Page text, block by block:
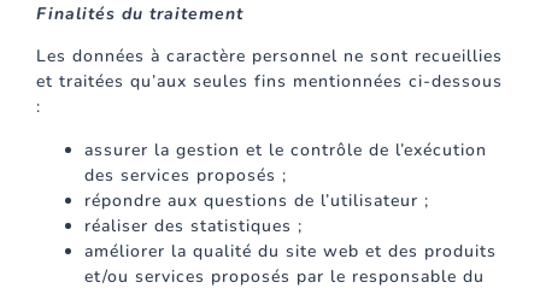
Finalités du traitement
Les données à caractère personnel ne sont recueillies
et traitées qu’aux seules fins mentionnées ci-dessous
:
assurer la gestion et le contrôle de l’exécution
des services proposés ;
répondre aux questions de l’utilisateur ;
réaliser des statistiques ;
améliorer la qualité du site web et des produits
et/ou services proposés par le responsable du